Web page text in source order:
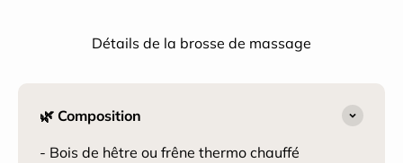
Détails de la brosse de massage
🌿 Composition
- Bois de hêtre ou frêne thermo chauffé